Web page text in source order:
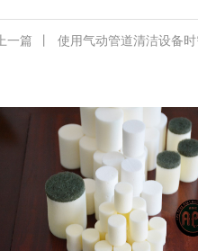
上一篇 使用气动管道清洁设备